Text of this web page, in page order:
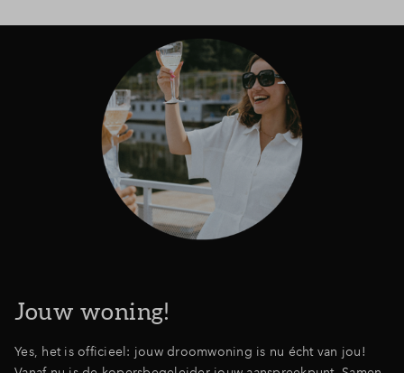
Jouw woning!
Yes, het is officieel: jouw droomwoning is nu écht van jou!